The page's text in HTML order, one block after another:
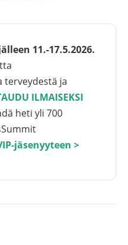
11.-17.5.2026.
ja
ILMAISEKSI
heti yli 700
jäsenyyteen >